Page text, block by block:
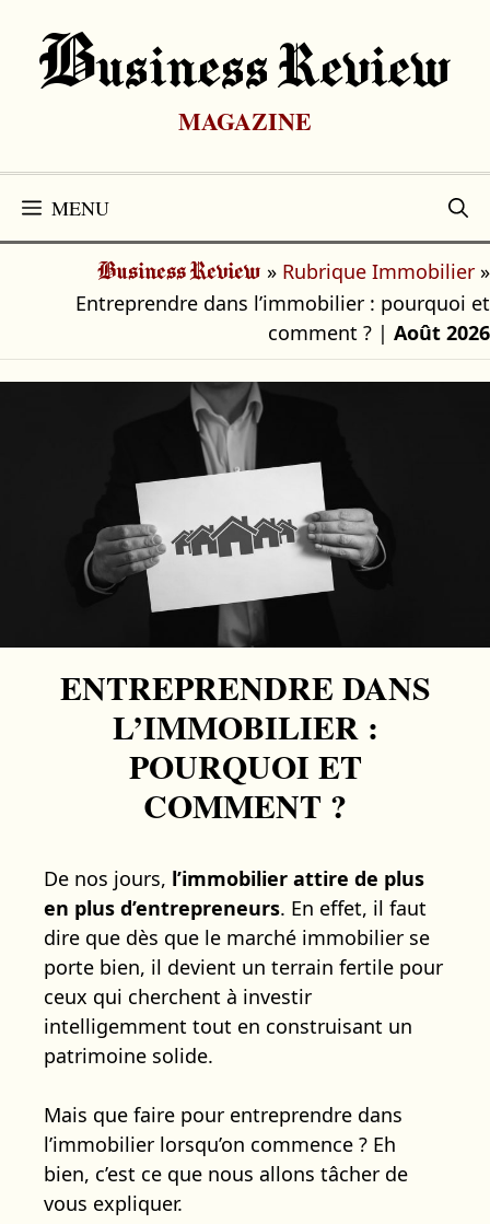
contenu
BUsiness Review
MAGAZINE
MENU
Business Review » Rubrique Immobilier »
Entreprendre dans l’immobilier : pourquoi et
comment ? | Août 2026
ENTREPRENDRE DANS
L’IMMOBILIER :
POURQUOI ET
COMMENT ?
De nos jours, l’immobilier attire de plus
en plus d’entrepreneurs. En effet, il faut
dire que dès que le marché immobilier se
porte bien, il devient un terrain fertile pour
ceux qui cherchent à investir
intelligemment tout en construisant un
patrimoine solide.
Mais que faire pour entreprendre dans
l’immobilier lorsqu’on commence ? Eh
bien, c’est ce que nous allons tâcher de
vous expliquer.